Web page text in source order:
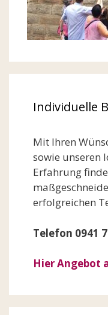
Individuelle
Mit Ihren
sowie unseren
Erfahrung
erfolgreichen
Telefon 0941
Hier Angebot